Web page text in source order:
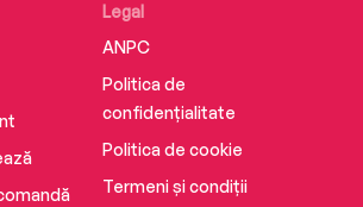
Legal
ANPC
Politica de
confidențialitate
Politica de cookie
Termeni și condiții